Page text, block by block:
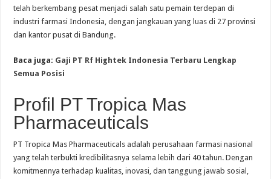
telah berkembang pesat menjadi salah satu pemain terdepan di
industri farmasi Indonesia, dengan jangkauan yang luas di 27 provinsi
dan kantor pusat di Bandung.
Baca juga: Gaji PT Rf Hightek Indonesia Terbaru Lengkap
Semua Posisi
Profil PT Tropica Mas
Pharmaceuticals
PT Tropica Mas Pharmaceuticals adalah perusahaan farmasi nasional
yang telah terbukti kredibilitasnya selama lebih dari 40 tahun. Dengan
komitmennya terhadap kualitas, inovasi, dan tanggung jawab sosial,